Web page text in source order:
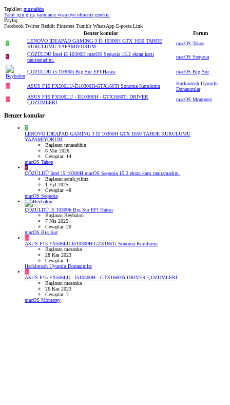
Tepkiler: mustafabs
Yanıt için giriş yapmanız veya üye olmanız gerekir.
Paylaş:
Facebook Twitter Reddit Pinterest Tumblr WhatsApp E-posta Link
Benzer konular
Forum
T
LENOVO İDEAPAD GAMİNG 3 İ5 10300H GTX 1650 TAHOE
KURULUMU YAPAMIYORUM
macOS Tahoe
S ÇÖZÜLDÜ İntel i5 10300H macOS Sequoia 15.2 ekran kartı
tanıtamadım.
macOS Sequoia
ÇÖZÜLDÜ i5 10300h Big Sur EFI Hatası macOS Big Sur
M ASUS F15 FX506LU-İ510300H-GTX166Ti Sonoma Kurulumu
Hackintosh Uyumlu
Donanımlar
M
ASUS F15 FX506LU - İ510300H - GTX1660Ti DRİVER
ÇÖZÜMLERİ
macOS Monterey
Benzer konular
T
LENOVO İDEAPAD GAMİNG 3 İ5 10300H GTX 1650 TAHOE KURULUMU
YAPAMIYORUM
Başlatan tunasahhin
8 Mar 2026
Cevaplar: 14
macOS Tahoe
S
ÇÖZÜLDÜ İntel i5 10300H macOS Sequoia 15.2 ekran kartı tanıtamadım.
Başlatan semh.yilmz
1 Eyl 2025
Cevaplar: 48
macOS Sequoia
ÇÖZÜLDÜ i5 10300h Big Sur EFI Hatası
Başlatan Beybalon
7 Nis 2025
Cevaplar: 20
macOS Big Sur
M
ASUS F15 FX506LU-İ510300H-GTX166Ti Sonoma Kurulumu
Başlatan mesanka
28 Kas 2023
Cevaplar: 1
Hackintosh Uyumlu Donanımlar
M
ASUS F15 FX506LU - İ510300H - GTX1660Ti DRİVER ÇÖZÜMLERİ
Başlatan mesanka
26 Kas 2023
Cevaplar: 2
macOS Monterey